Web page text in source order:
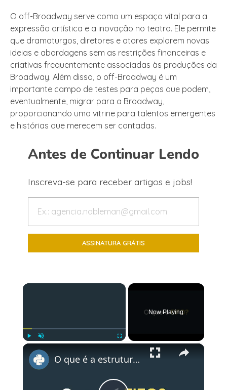
O off-Broadway serve como um espaço vital para a
expressão artística e a inovação no teatro. Ele permite
que dramaturgos, diretores e atores explorem novas
ideias e abordagens sem as restrições financeiras e
criativas frequentemente associadas às produções da
Broadway. Além disso, o off-Broadway é um
importante campo de testes para peças que podem,
eventualmente, migrar para a Broadway,
proporcionando uma vitrine para talentos emergentes
e histórias que merecem ser contadas.
Antes de Continuar Lendo
Inscreva-se para receber artigos e jobs!
×
Now Playing
×
O que é a estrutura FIFO?